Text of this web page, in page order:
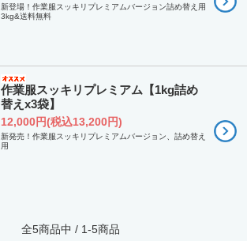
新登場！作業服スッキリプレミアムバージョン詰め替え用
3kg&送料無料
作業服スッキリプレミアム【1kg詰め
替えx3袋】
12,000円(税込13,200円)
新発売！作業服スッキリプレミアムバージョン、詰め替え
用
全5商品中 / 1-5商品